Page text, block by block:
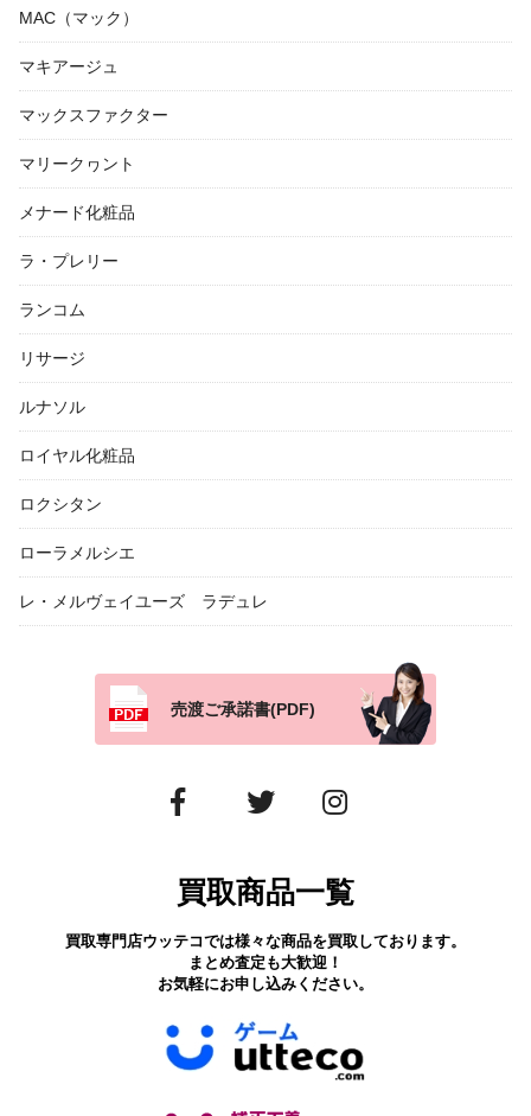
MAC（マック）
マキアージュ
マックスファクター
マリークヮント
メナード化粧品
ラ・プレリー
ランコム
リサージ
ルナソル
ロイヤル化粧品
ロクシタン
ローラメルシエ
レ・メルヴェイユーズ ラデュレ
売渡ご承諾書(PDF)
買取商品一覧
買取専門店ウッテコでは様々な商品を買取しております。
まとめ査定も大歓迎！
お気軽にお申し込みください。